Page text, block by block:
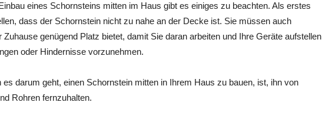
eines Schornsteins mitten im Haus gibt es einiges zu beachten. Als erstes
dass der Schornstein nicht zu nahe an der Decke ist. Sie müssen auch
genügend Platz bietet, damit Sie daran arbeiten und Ihre Geräte aufstellen
oder Hindernisse vorzunehmen.
darum geht, einen Schornstein mitten in Ihrem Haus zu bauen, ist, ihn von
Rohren fernzuhalten.